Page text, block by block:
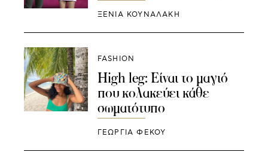
ΞΕΝΙΑ ΚΟΥΝΑΛΑΚΗ
FASHION
High leg: Είναι το μαγιό
που κολακεύει κάθε
σωματότυπο
ΓΕΩΡΓΙΑ ΦΕΚΟΥ